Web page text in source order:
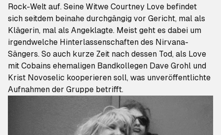
Rock-Welt auf. Seine Witwe Courtney Love befindet
sich seitdem beinahe durchgängig vor Gericht, mal als
Klägerin, mal als Angeklagte. Meist geht es dabei um
irgendwelche Hinterlassenschaften des Nirvana-
Sängers. So auch kurze Zeit nach dessen Tod, als Love
mit Cobains ehemaligen Bandkollegen Dave Grohl und
Krist Novoselic kooperieren soll, was unveröffentlichte
Aufnahmen der Gruppe betrifft.